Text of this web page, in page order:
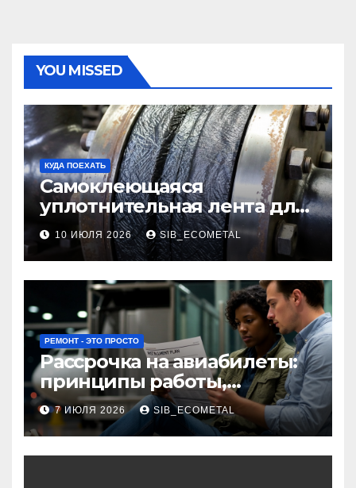
YOU MISSED
КУДА ПОЕХАТЬ
Самоклеющаяся
уплотнительная лента для
огнезащиты фланцевых
соединений
10 ИЮЛЯ 2026 SIB_ECOMETAL
РЕМОНТ - ЭТО ПРОСТО
Рассрочка на авиабилеты:
принципы работы,
требования и
потенциальные риски
7 ИЮЛЯ 2026 SIB_ECOMETAL